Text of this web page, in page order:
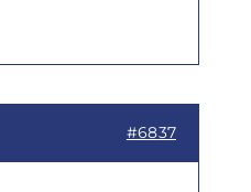
#6837